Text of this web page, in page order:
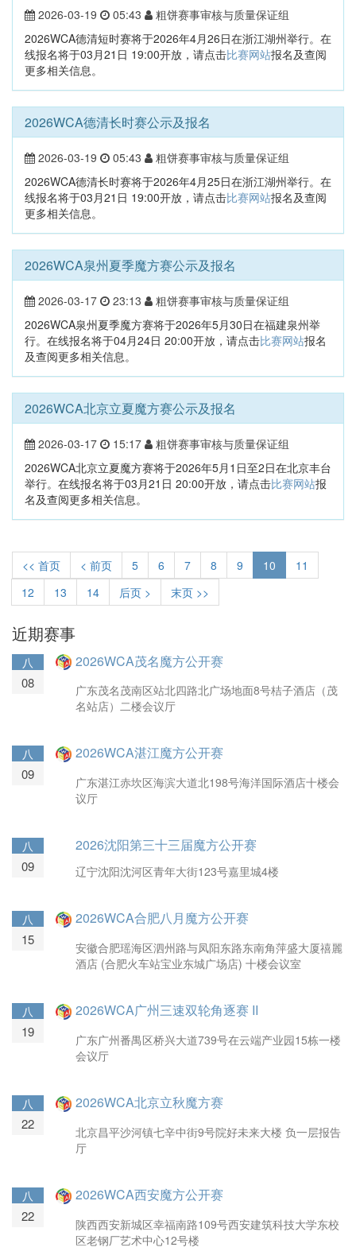
2026-03-19 05:43
粗饼赛事审核与质量保证组
2026WCA德清短时赛将于2026年4月26日在浙江湖州举行。在
线报名将于03月21日 19:00开放，请点击比赛网站报名及查阅
更多相关信息。
2026WCA德清长时赛公示及报名
2026-03-19 05:43
粗饼赛事审核与质量保证组
2026WCA德清长时赛将于2026年4月25日在浙江湖州举行。在
线报名将于03月21日 19:00开放，请点击比赛网站报名及查阅
更多相关信息。
2026WCA泉州夏季魔方赛公示及报名
2026-03-17 23:13
粗饼赛事审核与质量保证组
2026WCA泉州夏季魔方赛将于2026年5月30日在福建泉州举
行。在线报名将于04月24日 20:00开放，请点击比赛网站报名
及查阅更多相关信息。
2026WCA北京立夏魔方赛公示及报名
2026-03-17 15:17
粗饼赛事审核与质量保证组
2026WCA北京立夏魔方赛将于2026年5月1日至2日在北京丰台
举行。在线报名将于03月21日 20:00开放，请点击比赛网站报
名及查阅更多相关信息。
<< 首页 < 前页 5 6 7 8 9 10
11
12
13 14 后页 > 末页 >>
近期赛事
八
08
2026WCA茂名魔方公开赛
广东茂名茂南区站北四路北广场地面8号桔子酒店（茂
名站店）二楼会议厅
八
09
2026WCA湛江魔方公开赛
广东湛江赤坎区海滨大道北198号海洋国际酒店十楼会
议厅
八
09
2026沈阳第三十三届魔方公开赛
辽宁沈阳沈河区青年大街123号嘉里城4楼
八
15
2026WCA合肥八月魔方公开赛
安徽合肥瑶海区泗州路与凤阳东路东南角萍盛大厦禧麗
酒店 (合肥火车站宝业东城广场店) 十楼会议室
八
19
2026WCA广州三速双轮角逐赛 II
广东广州番禺区桥兴大道739号在云端产业园15栋一楼
会议厅
八
22
2026WCA北京立秋魔方赛
北京昌平沙河镇七辛中街9号院好未来大楼 负一层报告
厅
八
22
2026WCA西安魔方公开赛
陕西西安新城区幸福南路109号西安建筑科技大学东校
区老钢厂艺术中心12号楼